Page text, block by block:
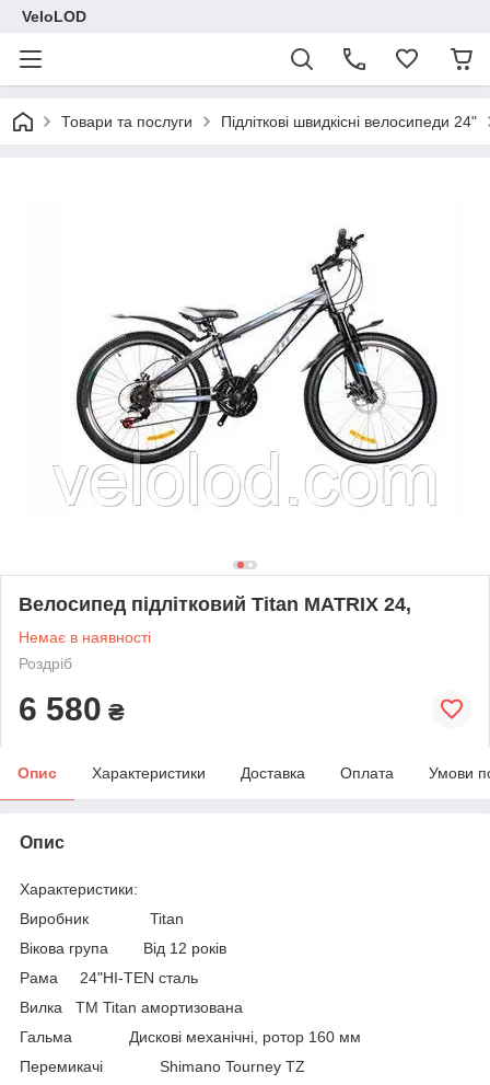
VeloLOD
Товари та послуги Підліткові швидкісні велосипеди 24"
Велосипед підлітковий Titan MATRIX 24,
Немає в наявності
Роздріб
6 580 ₴
Опис Характеристики Доставка Оплата Умови
Опис
Характеристики:
Виробник Titan
Вікова група Від 12 років
Рама 24"HI-TEN сталь
Вилка TM Titan амортизована
Гальма Дискові механічні, ротор 160 мм
Перемикачі Shimano Tourney TZ